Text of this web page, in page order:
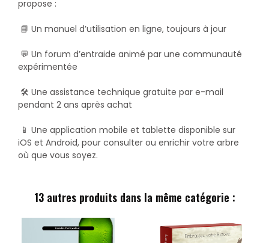
propose :
📘 Un manuel d’utilisation en ligne, toujours à jour
💬 Un forum d’entraide animé par une communauté
expérimentée
🛠️ Une assistance technique gratuite par e-mail
pendant 2 ans après achat
📱 Une application mobile et tablette disponible sur
iOS et Android, pour consulter ou enrichir votre arbre
où que vous soyez.
13 autres produits dans la même catégorie :